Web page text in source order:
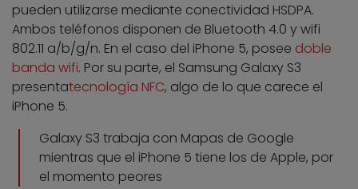
pueden utilizarse mediante conectividad HSDPA.
Ambos teléfonos disponen de Bluetooth 4.0 y wifi
802.11 a/b/g/n. En el caso del iPhone 5, posee doble
banda wifi. Por su parte, el Samsung Galaxy S3
presentatecnología NFC, algo de lo que carece el
iPhone 5.
Galaxy S3 trabaja con Mapas de Google
mientras que el iPhone 5 tiene los de Apple, por
el momento peores